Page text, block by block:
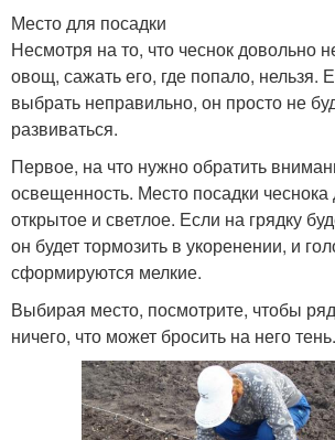
Место для посадки
Несмотря на то, что чеснок довольно
овощ, сажать его, где попало, нельзя.
выбрать неправильно, он просто не
развиваться.
Первое, на что нужно обратить
освещенность. Место посадки
открытое и светлое. Если на грядку
он будет тормозить в укоренении, и
сформируются мелкие.
Выбирая место, посмотрите, чтобы
ничего, что может бросить на него тень.